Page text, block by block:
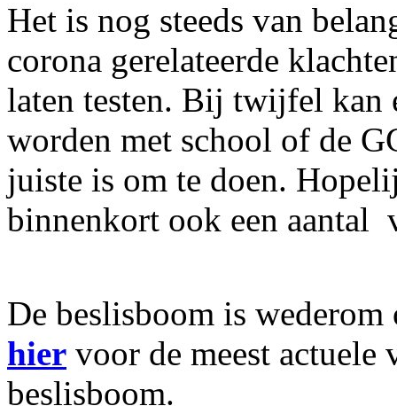
Het is nog steeds van
corona gerelateerde
laten testen. Bij twijfel kan
worden met school of de
juiste is om te doen.
binnenkort ook een aantal
De beslisboom is
hier voor de meest actuele
beslisboom.